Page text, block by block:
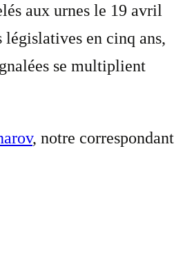
aux urnes le 19 avril
en cinq ans,
se multiplient
, notre correspondant